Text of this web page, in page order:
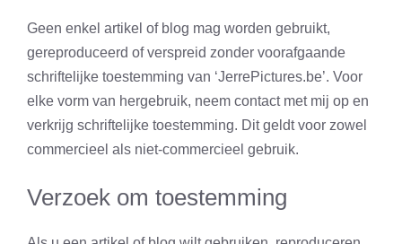
Geen enkel artikel of blog mag worden gebruikt,
gereproduceerd of verspreid zonder voorafgaande
schriftelijke toestemming van ‘JerrePictures.be’. Voor
elke vorm van hergebruik, neem contact met mij op en
verkrijg schriftelijke toestemming. Dit geldt voor zowel
commercieel als niet-commercieel gebruik.
Verzoek om toestemming